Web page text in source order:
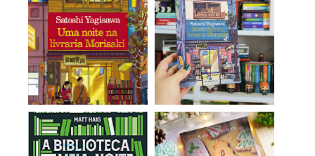
Uma Noite na Livraria
Morisaki (vol...
Meus Dias na Livraria
Morisaki - Sa...